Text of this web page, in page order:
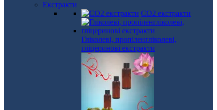
Екстракти
СО2 екстракти
Гліколеві, пропіленгліколеві,
гліцеринові екстракти